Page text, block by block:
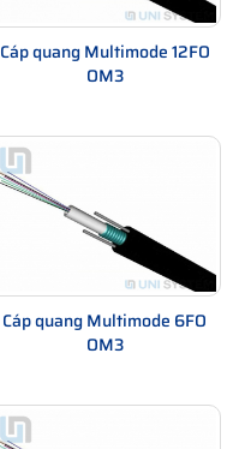
Cáp quang Multimode 12FO
OM3
Cáp quang Multimode 6FO
OM3